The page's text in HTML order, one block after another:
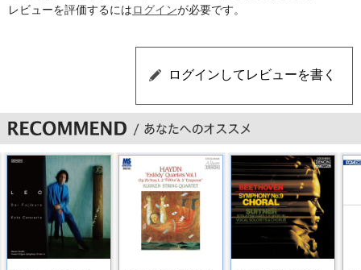
レビューを評価するにはログインが必要です。